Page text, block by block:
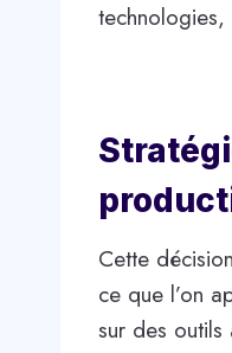
Cette
ce que l’on
sur des